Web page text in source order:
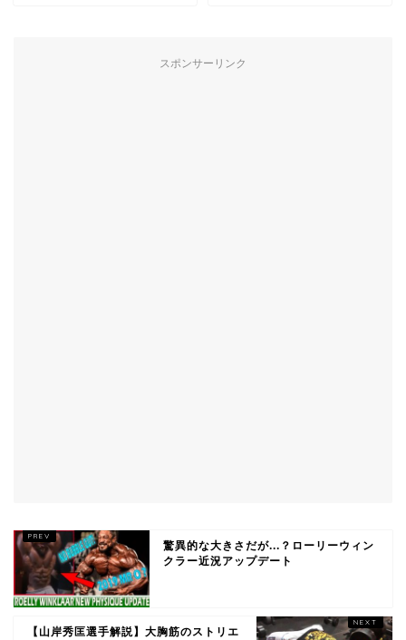
スポンサーリンク
驚異的な大きさだが...？ローリーウィン
クラー近況アップデート
【山岸秀匡選手解説】大胸筋のストリエ